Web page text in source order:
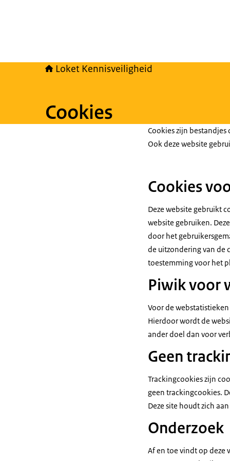
Loket Kennisveiligheid
Cookies
Cookies zijn
Ook deze website
Cookies
Deze website gebruikt
website gebruiken.
door het
de uitzondering van de
toestemming voor het
Piwik voor
Voor de
Hierdoor wordt de
ander doel dan voor
Geen
Trackingcookies zijn
geen trackingcookies.
Deze site houdt zich
Onderzoek
Af en toe vindt op deze